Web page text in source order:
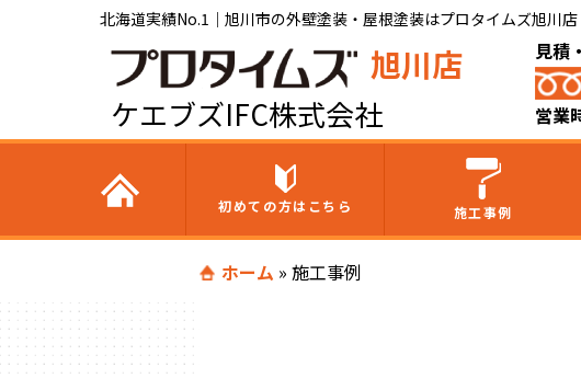
北海道実績No.1｜旭川市の外壁塗装・屋根塗装はプロタイムズ旭川店
旭川店
ケエブズIFC株式会社
見積
営業
初めての方はこちら 施工事例
ホーム » 施工事例